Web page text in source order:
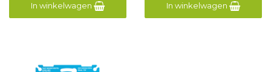
In winkelwagen In winkelwagen